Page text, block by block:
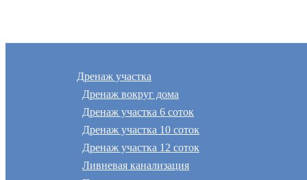
Дренаж участка
Дренаж вокруг дома
Дренаж участка 6 соток
Дренаж участка 10 соток
Дренаж участка 12 соток
Ливневая канализация